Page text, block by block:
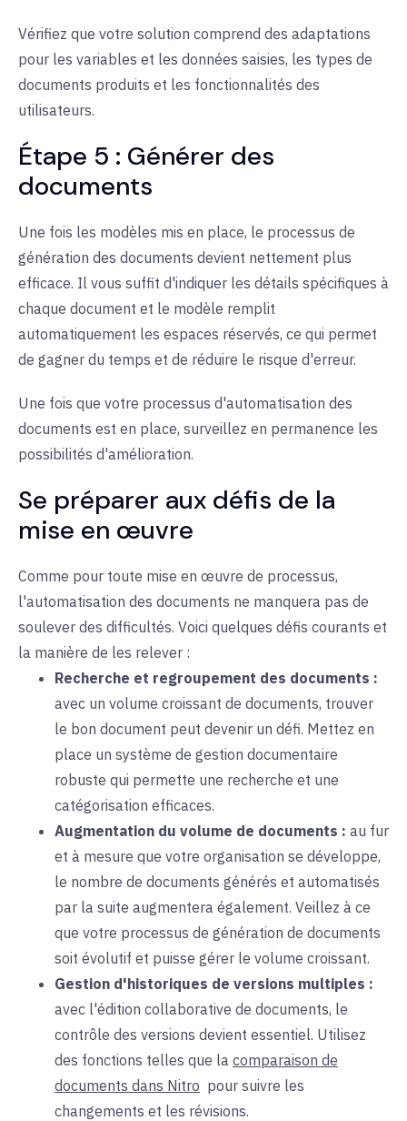
Vérifiez que votre solution comprend des adaptations
pour les variables et les données saisies, les types de
documents produits et les fonctionnalités des
utilisateurs.
Étape 5 : Générer des
documents
Une fois les modèles mis en place, le processus de
génération des documents devient nettement plus
efficace. Il vous suffit d'indiquer les détails spécifiques à
chaque document et le modèle remplit
automatiquement les espaces réservés, ce qui permet
de gagner du temps et de réduire le risque d'erreur.
Une fois que votre processus d'automatisation des
documents est en place, surveillez en permanence les
possibilités d'amélioration.
Se préparer aux défis de la
mise en œuvre
Comme pour toute mise en œuvre de processus,
l'automatisation des documents ne manquera pas de
soulever des difficultés. Voici quelques défis courants et
la manière de les relever :
Recherche et regroupement des documents :
avec un volume croissant de documents, trouver
le bon document peut devenir un défi. Mettez en
place un système de gestion documentaire
robuste qui permette une recherche et une
catégorisation efficaces.
Augmentation du volume de documents : au fur
et à mesure que votre organisation se développe,
le nombre de documents générés et automatisés
par la suite augmentera également. Veillez à ce
que votre processus de génération de documents
soit évolutif et puisse gérer le volume croissant.
Gestion d'historiques de versions multiples :
avec l'édition collaborative de documents, le
contrôle des versions devient essentiel. Utilisez
des fonctions telles que la comparaison de
documents dans Nitro pour suivre les
changements et les révisions.